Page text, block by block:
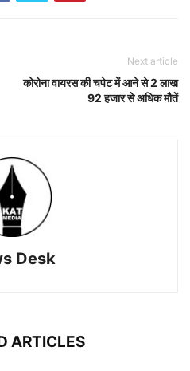
Next article
कोरोना वायरस की चपेट में आने से 2 लाख
92 हजार से अधिक मौतें
Desk
ARTICLES